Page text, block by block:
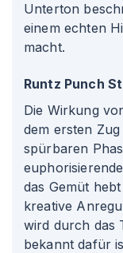
Unterton
einem echten
macht.
Runtz Punch
Die Wirkung
dem ersten
spürbaren
das Gemüt
kreative
wird durch das
bekannt dafür